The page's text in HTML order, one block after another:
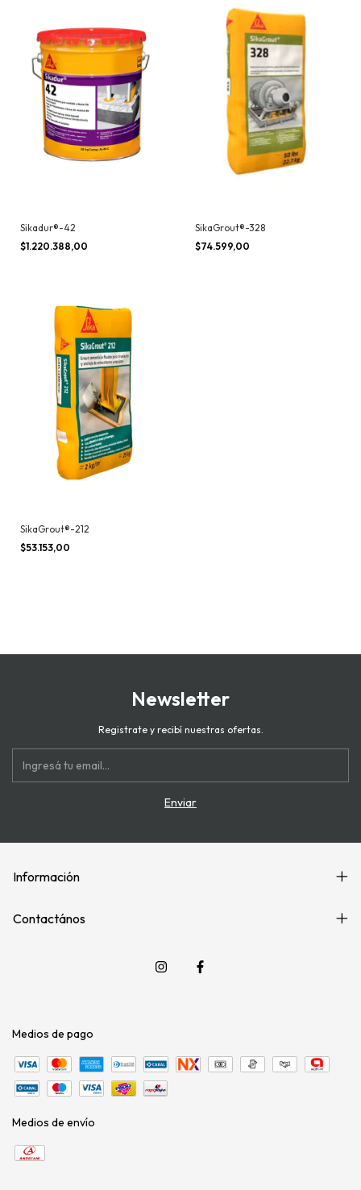
Sikadur®-42
$1.220.388,00
SikaGrout®-328
$74.599,00
SikaGrout®-212
$53.153,00
Newsletter
Registrate y recibí nuestras ofertas.
Información
Contactános
Medios de pago
Medios de envío